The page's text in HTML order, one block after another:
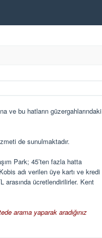
ve bu hatların güzergahlarındaki
de sunulmaktadır.
Park; 45’ten fazla hatta
adı verilen üye kartı ve kredi
arasında ücretlendirilirler. Kent
arama yaparak aradığınız